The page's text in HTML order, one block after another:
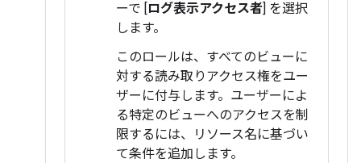
ーで [ ログ表示アクセス者 ] を選択
します。
このロールは、すべてのビューに
対する読み取りアクセス権をユー
ザーに付与します。ユーザーによ
る特定のビューへのアクセスを制
限するには、リソース名に基づい
て条件を追加します。